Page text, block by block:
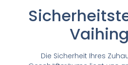
Die Sicherheit Ihres